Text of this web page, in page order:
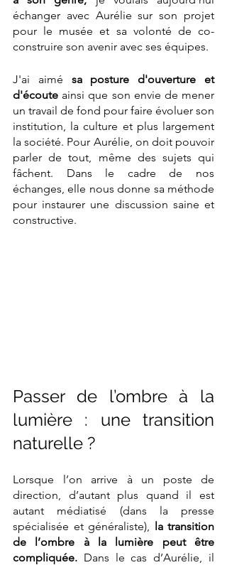
échanger avec Aurélie sur son projet
pour le musée et sa volonté de co-
construire son avenir avec ses équipes.
J'ai aimé sa posture d'ouverture et
d'écoute ainsi que son envie de mener
un travail de fond pour faire évoluer son
institution, la culture et plus largement
la société. Pour Aurélie, on doit pouvoir
parler de tout, même des sujets qui
fâchent. Dans le cadre de nos
échanges, elle nous donne sa méthode
pour instaurer une discussion saine et
constructive.
Passer de l’ombre à la
lumière : une transition
naturelle ?
Lorsque l’on arrive à un poste de
direction, d’autant plus quand il est
autant médiatisé (dans la presse
spécialisée et généraliste), la transition
de l’ombre à la lumière peut être
compliquée. Dans le cas d’Aurélie, il